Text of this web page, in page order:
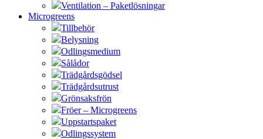
Ventilation – Paketlösningar
Microgreens
Tillbehör
Belysning
Odlingsmedium
Sålådor
Trädgårdsgödsel
Trädgårdsutrust
Grönsaksfrön
Fröer – Microgreens
Uppstartspaket
Odlingssystem